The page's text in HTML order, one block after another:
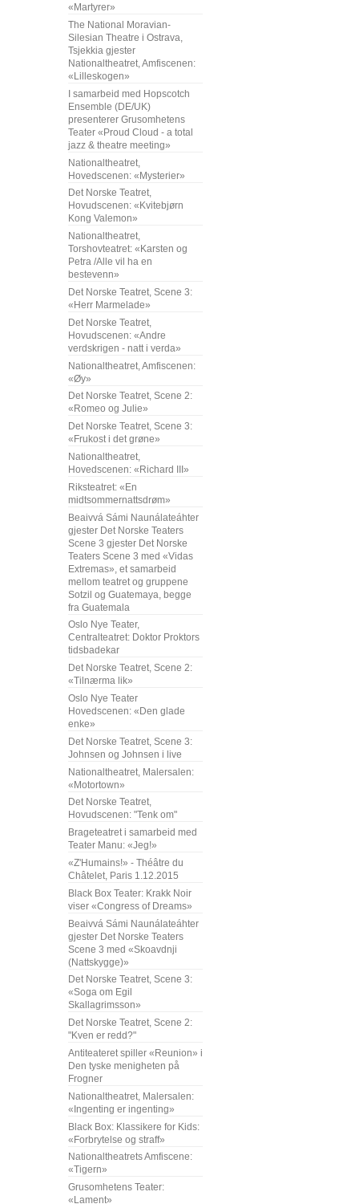
«Martyrer»
The National Moravian-
Silesian Theatre i Ostrava,
Tsjekkia gjester
Nationaltheatret, Amfiscenen:
«Lilleskogen»
I samarbeid med Hopscotch
Ensemble (DE/UK)
presenterer Grusomhetens
Teater «Proud Cloud - a total
jazz & theatre meeting»
Nationaltheatret,
Hovedscenen: «Mysterier»
Det Norske Teatret,
Hovudscenen: «Kvitebjørn
Kong Valemon»
Nationaltheatret,
Torshovteatret: «Karsten og
Petra /Alle vil ha en
bestevenn»
Det Norske Teatret, Scene 3:
«Herr Marmelade»
Det Norske Teatret,
Hovudscenen: «Andre
verdskrigen - natt i verda»
Nationaltheatret, Amfiscenen:
«Øy»
Det Norske Teatret, Scene 2:
«Romeo og Julie»
Det Norske Teatret, Scene 3:
«Frukost i det grøne»
Nationaltheatret,
Hovedscenen: «Richard III»
Riksteatret: «En
midtsommernattsdrøm»
Beaivvá Sámi Naunálateáhter
gjester Det Norske Teaters
Scene 3 gjester Det Norske
Teaters Scene 3 med «Vidas
Extremas», et samarbeid
mellom teatret og gruppene
Sotzil og Guatemaya, begge
fra Guatemala
Oslo Nye Teater,
Centralteatret: Doktor Proktors
tidsbadekar
Det Norske Teatret, Scene 2:
«Tilnærma lik»
Oslo Nye Teater
Hovedscenen: «Den glade
enke»
Det Norske Teatret, Scene 3:
Johnsen og Johnsen i live
Nationaltheatret, Malersalen:
«Motortown»
Det Norske Teatret,
Hovudscenen: "Tenk om"
Brageteatret i samarbeid med
Teater Manu: «Jeg!»
«Z'Humains!» - Théâtre du
Châtelet, Paris 1.12.2015
Black Box Teater: Krakk Noir
viser «Congress of Dreams»
Beaivvá Sámi Naunálateáhter
gjester Det Norske Teaters
Scene 3 med «Skoavdnji
(Nattskygge)»
Det Norske Teatret, Scene 3:
«Soga om Egil
Skallagrimsson»
Det Norske Teatret, Scene 2:
"Kven er redd?"
Antiteateret spiller «Reunion» i
Den tyske menigheten på
Frogner
Nationaltheatret, Malersalen:
«Ingenting er ingenting»
Black Box: Klassikere for Kids:
«Forbrytelse og straff»
Nationaltheatrets Amfiscene:
«Tigern»
Grusomhetens Teater:
«Lament»